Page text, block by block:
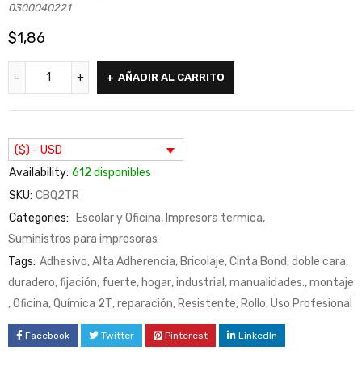
0300040221
$1,86
AÑADIR AL CARRITO
($) - USD
Availability: 612 disponibles
SKU: CBQ2TR
Categories: Escolar y Oficina,Impresora termica,
Suministros para impresoras
Tags: Adhesivo,Alta Adherencia,Bricolaje,Cinta Bond,doble cara,
duradero,fijación, fuerte,hogar,industrial,manualidades.,montaje
,Oficina,Química 2T,reparación,Resistente,Rollo,Uso Profesional
Facebook Twitter Pinterest LinkedIn